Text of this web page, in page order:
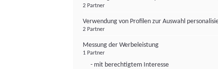
2 Partner
Verwendung von Profilen zur Auswahl
2 Partner
Messung der Werbeleistung
1 Partner
- mit berechtigtem Interesse